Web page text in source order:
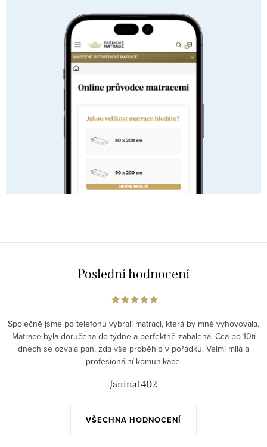
Poslední hodnocení
VŠECHNA HODNOCENÍ
Společně jsme po telefonu vybrali matraci, která by mně vyhovovala.
Matrace byla doručena do týdne a perfektně zabalená. Cca po 10ti
dnech se ozvala pan, zda vše proběhlo v pořádku. Velmi milá a
profesionální komunikace.
Janina1402